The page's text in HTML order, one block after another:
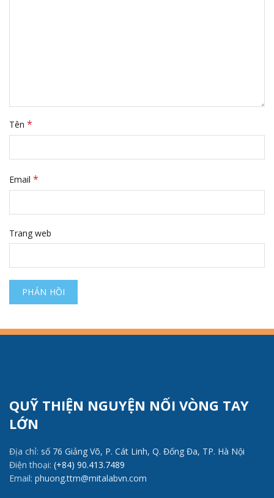
Tên *
Email *
Trang web
QUỸ THIỆN NGUYỆN NỐI VÒNG TAY
LỚN
Địa chỉ: số 76 Giảng Võ, P. Cát Linh, Q. Đống Đa, TP. Hà Nội
Điện thoại: (+84) 90.413.7489
Email: phuong.ttm@mitalabvn.com